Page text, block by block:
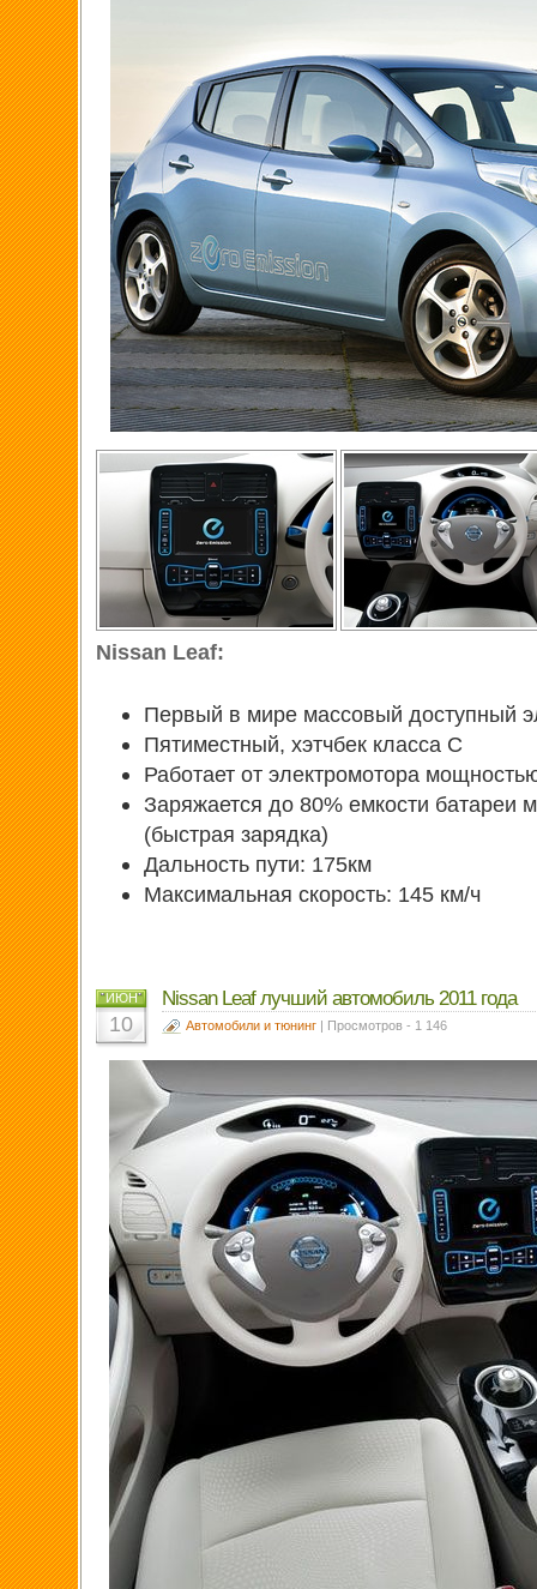
Nissan Leaf:
Первый в мире массовый доступный
Пятиместный, хэтчбек класса С
Работает от электромотора
Заряжается до 80% емкости батареи
(быстрая зарядка)
Дальность пути: 175км
Максимальная скорость: 145 км/ч
ИЮН
10
Nissan Leaf лучший автомобиль 2011 года
Автомобили и тюнинг | Просмотров - 1 146